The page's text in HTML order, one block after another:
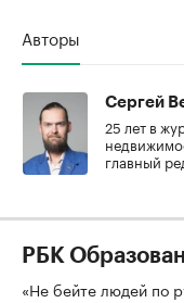
Авторы
Сергей
25 лет в
главный
РБК
«Не бейте людей по